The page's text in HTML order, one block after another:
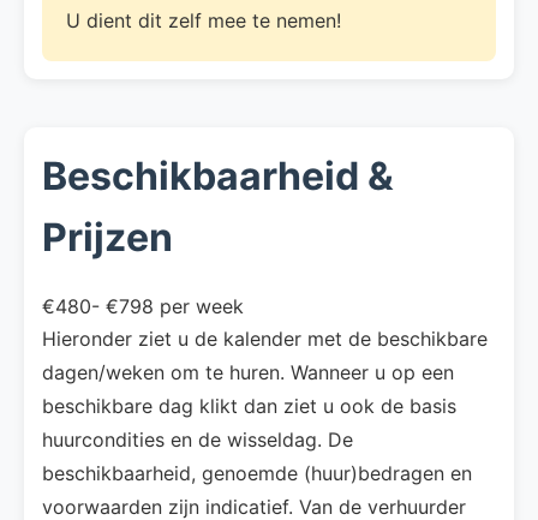
U dient dit zelf mee te nemen!
Beschikbaarheid &
Prijzen
€480- €798 per week
Hieronder ziet u de kalender met de beschikbare
dagen/weken om te huren. Wanneer u op een
beschikbare dag klikt dan ziet u ook de basis
huurcondities en de wisseldag. De
beschikbaarheid, genoemde (huur)bedragen en
voorwaarden zijn indicatief. Van de verhuurder